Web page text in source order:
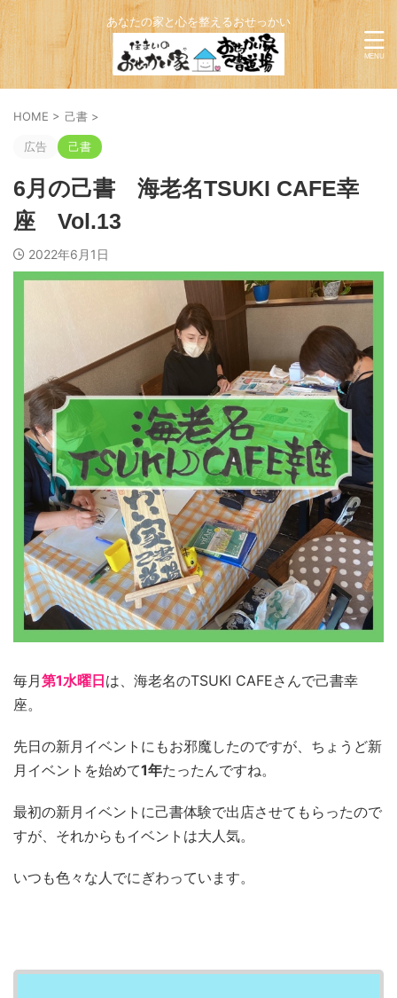
あなたの家と心を整えるおせっかい
HOME > 己書 >
広告 己書
6月の己書 海老名TSUKI CAFE幸
座 Vol.13
2022年6月1日
毎月第1水曜日は、海老名のTSUKI CAFEさんで己書幸
座。
先日の新月イベントにもお邪魔したのですが、ちょうど新
月イベントを始めて1年たったんですね。
最初の新月イベントに己書体験で出店させてもらったので
すが、それからもイベントは大人気。
いつも色々な人でにぎわっています。